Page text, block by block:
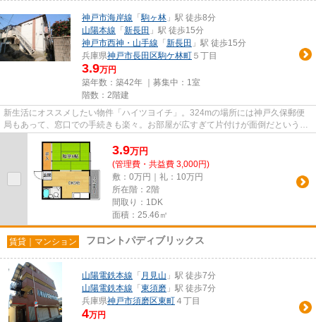
神戸市海岸線 「駒ヶ林 」駅 徒歩8分
山陽本線 「 新長田 」駅 徒歩15分
神戸市西神・山手線 「 新長田 」駅 徒歩15分
兵庫県神戸市長田区駒ケ林町 ５丁目
3.9万円
築年数：築42年 ｜募集中： 1室
階数：2階建
新生活にオススメしたい物件「ハイツヨイチ」。324mの場所には神戸久保郵便
局もあって、窓口での手続きも楽々。お部屋が広すぎて片付けが面倒だという方
3.9万円
(管理費・共益費 3,000円)
敷：0万円｜礼：10万円
所在階：2階
間取り：1DK
面積：25.46㎡
賃貸｜マンション フロントパディブリックス
山陽電鉄本線 「 月見山 」駅 徒歩7分
山陽電鉄本線 「 東須磨 」駅 徒歩7分
兵庫県神戸市須磨区東町 ４丁目
4万円